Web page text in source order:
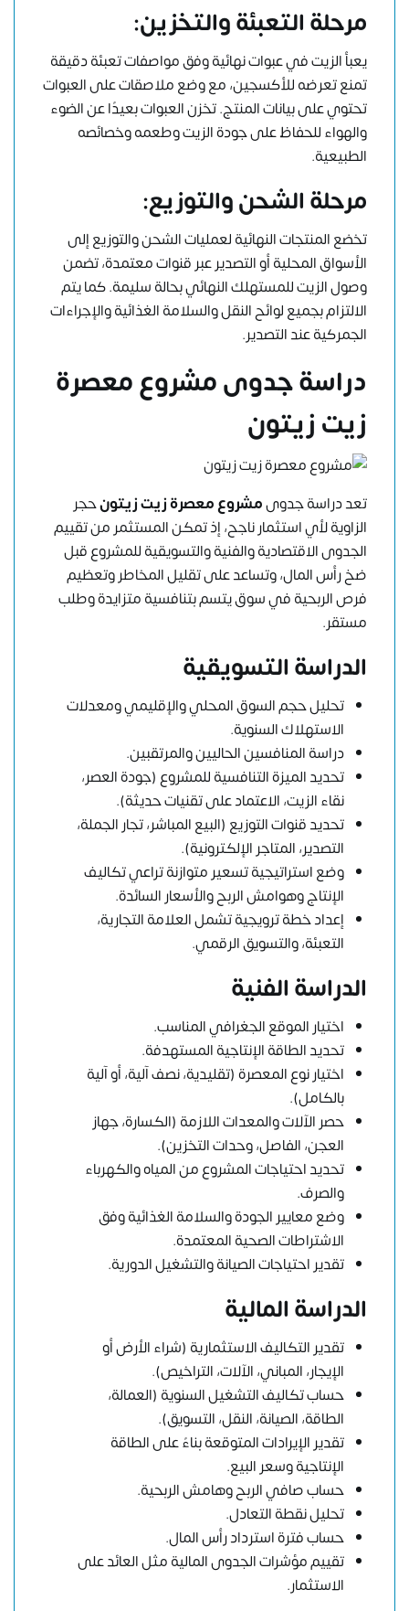
مرحلة التعبئة والتخزين:
يعبأ الزيت في عبوات نهائية وفق مواصفات تعبئة دقيقة
تمنع تعرضه للأكسجين، مع وضع ملاصقات على العبوات
تحتوي على بيانات المنتج. تخزن العبوات بعيدًا عن الضوء
والهواء للحفاظ على جودة الزيت وطعمه وخصائصه
الطبيعية.
مرحلة الشحن والتوزيع:
تخضع المنتجات النهائية لعمليات الشحن والتوزيع إلى
الأسواق المحلية أو التصدير عبر قنوات معتمدة، تضمن
وصول الزيت للمستهلك النهائي بحالة سليمة. كما يتم
الالتزام بجميع لوائح النقل والسلامة الغذائية والإجراءات
الجمركية عند التصدير.
دراسة جدوى مشروع معصرة
زيت زيتون
تعد دراسة جدوىمشروع معصرة زيت زيتونحجر
الزاوية لأي استثمار ناجح، إذ تمكن المستثمر من تقييم
الجدوى الاقتصادية والفنية والتسويقية للمشروع قبل
ضخ رأس المال، وتساعد على تقليل المخاطر وتعظيم
فرص الربحية في سوق يتسم بتنافسية متزايدة وطلب
مستقر.
الدراسة التسويقية
تحليل حجم السوق المحلي والإقليمي ومعدلات
الاستهلاك السنوية.
دراسة المنافسين الحاليين والمرتقبين.
تحديد الميزة التنافسية للمشروع (جودة العصر،
نقاء الزيت، الاعتماد على تقنيات حديثة).
تحديد قنوات التوزيع (البيع المباشر، تجار الجملة،
التصدير، المتاجر الإلكترونية).
وضع استراتيجية تسعير متوازنة تراعي تكاليف
الإنتاج وهوامش الربح والأسعار السائدة.
إعداد خطة ترويجية تشمل العلامة التجارية،
التعبئة، والتسويق الرقمي.
الدراسة الفنية
اختيار الموقع الجغرافي المناسب.
تحديد الطاقة الإنتاجية المستهدفة.
اختيار نوع المعصرة (تقليدية، نصف آلية، أو آلية
بالكامل).
حصر الآلات والمعدات اللازمة (الكسارة، جهاز
العجن، الفاصل، وحدات التخزين).
تحديد احتياجات المشروع من المياه والكهرباء
والصرف.
وضع معايير الجودة والسلامة الغذائية وفق
الاشتراطات الصحية المعتمدة.
تقدير احتياجات الصيانة والتشغيل الدورية.
الدراسة المالية
تقدير التكاليف الاستثمارية (شراء الأرض أو
الإيجار، المباني، الآلات، التراخيص).
حساب تكاليف التشغيل السنوية (العمالة،
الطاقة، الصيانة، النقل، التسويق).
تقدير الإيرادات المتوقعة بناءً على الطاقة
الإنتاجية وسعر البيع.
حساب صافي الربح وهامش الربحية.
تحليل نقطة التعادل.
حساب فترة استرداد رأس المال.
تقييم مؤشرات الجدوى المالية مثل العائد على
الاستثمار.